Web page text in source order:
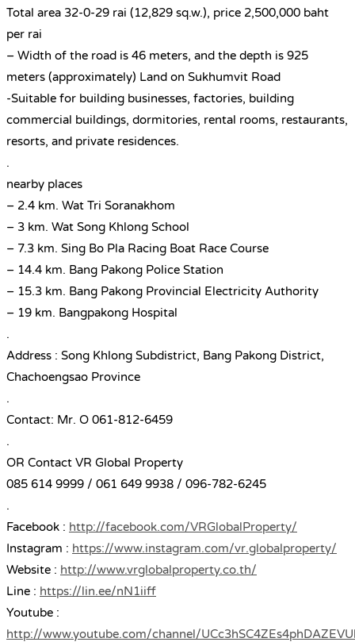
Total area 32-0-29 rai (12,829 sq.w.), price 2,500,000 baht
per rai
– Width of the road is 46 meters, and the depth is 925
meters (approximately) Land on Sukhumvit Road
-Suitable for building businesses, factories, building
commercial buildings, dormitories, rental rooms, restaurants,
resorts, and private residences.
.
nearby places
– 2.4 km. Wat Tri Soranakhom
– 3 km. Wat Song Khlong School
– 7.3 km. Sing Bo Pla Racing Boat Race Course
– 14.4 km. Bang Pakong Police Station
– 15.3 km. Bang Pakong Provincial Electricity Authority
– 19 km. Bangpakong Hospital
.
Address : Song Khlong Subdistrict, Bang Pakong District,
Chachoengsao Province
.
Contact: Mr. O 061-812-6459
.
OR Contact VR Global Property
085 614 9999 / 061 649 9938 / 096-782-6245
.
Facebook : http://facebook.com/VRGlobalProperty/
Instagram : https://www.instagram.com/vr.globalproperty/
Website : http://www.vrglobalproperty.co.th/
Line : https://lin.ee/nN1iiff
Youtube :
http://www.youtube.com/channel/